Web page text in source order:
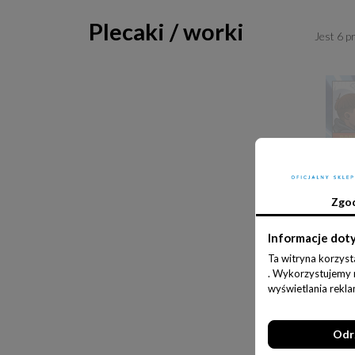
Plecaki / worki Jest 6
Informacje
Ta witryna
. Wykorzystujemy
wyświetlania